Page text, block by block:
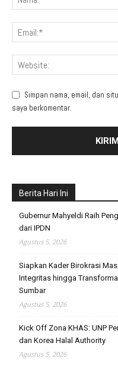
Simpan nama, email, dan
saya berkomentar.
Berita Hari Ini
Gubernur Mahyeldi Raih
dari IPDN
Agustus 5, 2026
Siapkan Kader Birokrasi
Integritas hingga
Sumbar
Agustus 5, 2026
Kick Off Zona KHAS: UNP
dan Korea Halal Authority
Agustus 5, 2026